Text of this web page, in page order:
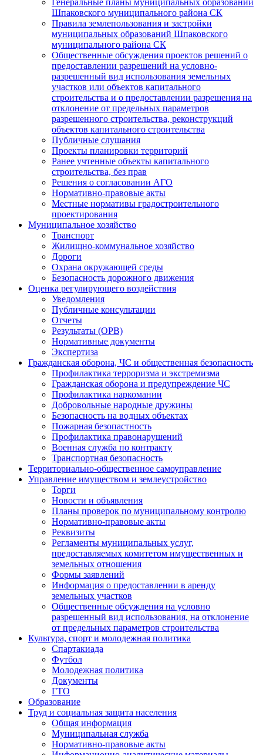
Генеральные планы муниципальных образований
Шпаковского муниципального района СК
Правила землепользования и застройки
муниципальных образований Шпаковского
муниципального района СК
Общественные обсуждения проектов решений о
предоставлении разрешений на условно-
разрешенный вид использования земельных
участков или объектов капитального
строительства и о предоставлении разрешения на
отклонение от предельных параметров
разрешенного строительства, реконструкций
объектов капитального строительства
Публичные слушания
Проекты планировки территорий
Ранее учтенные объекты капитального
строительства, без прав
Решения о согласовании АГО
Нормативно-правовые акты
Местные нормативы градостроительного
проектирования
Муниципальное хозяйство
Транспорт
Жилищно-коммунальное хозяйство
Дороги
Охрана окружающей среды
Безопасность дорожного движения
Оценка регулирующего воздействия
Уведомления
Публичные консультации
Отчеты
Результаты (ОРВ)
Нормативные документы
Экспертиза
Гражданская оборона, ЧС и общественная безопасность
Профилактика терроризма и экстремизма
Гражданская оборона и предупреждение ЧС
Профилактика наркомании
Добровольные народные дружины
Безопасность на водных объектах
Пожарная безопастность
Профилактика правонарушений
Военная служба по контракту
Транспортная безопасность
Территориально-общественное самоуправление
Управление имуществом и землеустройство
Торги
Новости и объявления
Планы проверок по муниципальному контролю
Нормативно-правовые акты
Реквизиты
Регламенты муниципальных услуг,
предоставляемых комитетом имущественных и
земельных отношения
Формы заявлений
Информация о предоставлении в аренду
земельных участков
Общественные обсуждения на условно
разрешенный вид использования, на отклонение
от предельных параметров строительства
Культура, спорт и молодежная политика
Спартакиада
Футбол
Молодежная политика
Документы
ГТО
Образование
Труд и социальная защита населения
Общая информация
Муниципальная служба
Нормативно-правовые акты